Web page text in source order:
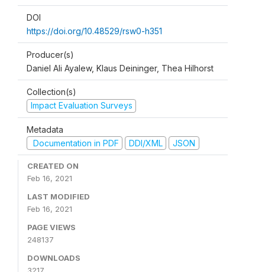
DOI
https://doi.org/10.48529/rsw0-h351
Producer(s)
Daniel Ali Ayalew, Klaus Deininger, Thea Hilhorst
Collection(s)
Impact Evaluation Surveys
Metadata
Documentation in PDF
DDI/XML JSON
CREATED ON
Feb 16, 2021
LAST MODIFIED
Feb 16, 2021
PAGE VIEWS
248137
DOWNLOADS